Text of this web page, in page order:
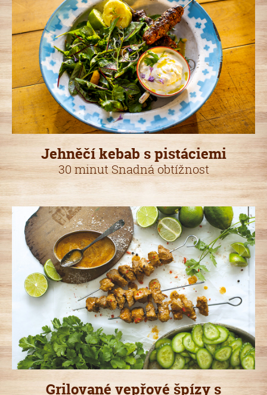
Jehněčí kebab s pistáciemi
30 minut Snadná obtížnost
Grilované vepřové špízy s